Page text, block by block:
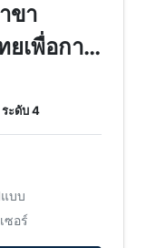
ขา
เพื่อการ
(1
ะดับ 4
บบ
ซอร์